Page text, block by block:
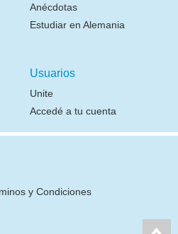
Anécdotas
Estudiar en Alemania
Usuarios
Unite
Accedé a tu cuenta
y Condiciones